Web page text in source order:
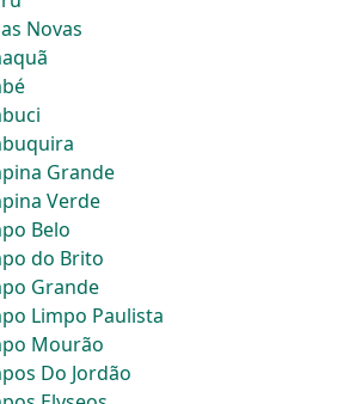
Novas
Grande
Verde
Belo
do Brito
Grande
Limpo Paulista
Mourão
Do Jordão